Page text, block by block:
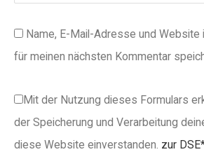
Name, E-Mail-Adresse und
für meinen nächsten Kommentar
Mit der Nutzung dieses Formulars
der Speicherung und Verarbeitung
diese Website einverstanden. zur